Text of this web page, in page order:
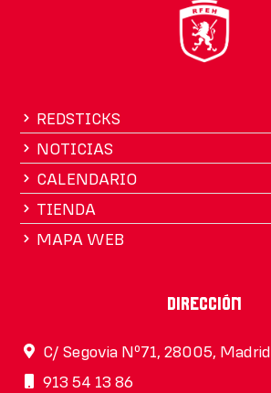
REDSTICKS
NOTICIAS
CALENDARIO
TIENDA
MAPA WEB
Dirección
C/ Segovia Nº71, 28005, Madrid
913 54 13 86